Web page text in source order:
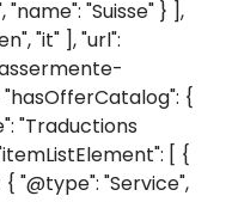
"Suisse" } ],
"it" ], "url":
"hasOfferCatalog": {
"Traductions
[ {
"@type": "Service",